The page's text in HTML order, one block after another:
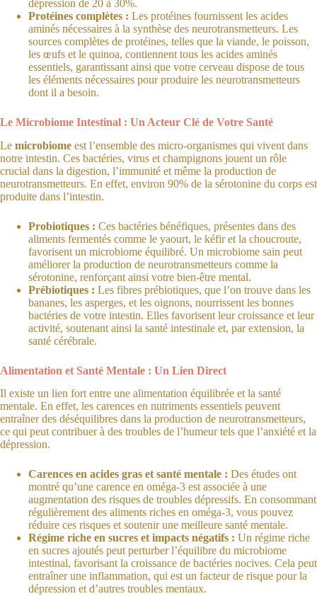
dépression de 20 à 30%.
Protéines complètes : Les protéines fournissent les acides
aminés nécessaires à la synthèse des neurotransmetteurs. Les
sources complètes de protéines, telles que la viande, le poisson,
les œufs et le quinoa, contiennent tous les acides aminés
essentiels, garantissant ainsi que votre cerveau dispose de tous
les éléments nécessaires pour produire les neurotransmetteurs
dont il a besoin.
Le Microbiome Intestinal : Un Acteur Clé de Votre Santé
Le microbiome est l’ensemble des micro-organismes qui vivent dans
notre intestin. Ces bactéries, virus et champignons jouent un rôle
crucial dans la digestion, l’immunité et même la production de
neurotransmetteurs. En effet, environ 90% de la sérotonine du corps est
produite dans l’intestin.
Probiotiques : Ces bactéries bénéfiques, présentes dans des
aliments fermentés comme le yaourt, le kéfir et la choucroute,
favorisent un microbiome équilibré. Un microbiome sain peut
améliorer la production de neurotransmetteurs comme la
sérotonine, renforçant ainsi votre bien-être mental.
Prébiotiques : Les fibres prébiotiques, que l’on trouve dans les
bananes, les asperges, et les oignons, nourrissent les bonnes
bactéries de votre intestin. Elles favorisent leur croissance et leur
activité, soutenant ainsi la santé intestinale et, par extension, la
santé cérébrale.
Alimentation et Santé Mentale : Un Lien Direct
Il existe un lien fort entre une alimentation équilibrée et la santé
mentale. En effet, les carences en nutriments essentiels peuvent
entraîner des déséquilibres dans la production de neurotransmetteurs,
ce qui peut contribuer à des troubles de l’humeur tels que l’anxiété et la
dépression.
Carences en acides gras et santé mentale : Des études ont
montré qu’une carence en oméga-3 est associée à une
augmentation des risques de troubles dépressifs. En consommant
régulièrement des aliments riches en oméga-3, vous pouvez
réduire ces risques et soutenir une meilleure santé mentale.
Régime riche en sucres et impacts négatifs : Un régime riche
en sucres ajoutés peut perturber l’équilibre du microbiome
intestinal, favorisant la croissance de bactéries nocives. Cela peut
entraîner une inflammation, qui est un facteur de risque pour la
dépression et d’autres troubles mentaux.